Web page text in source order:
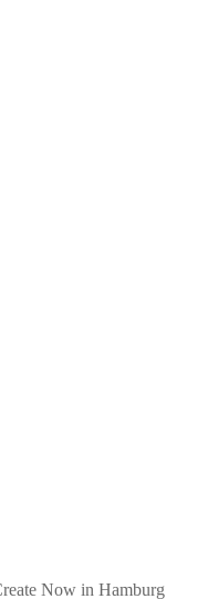
Now in Hamburg